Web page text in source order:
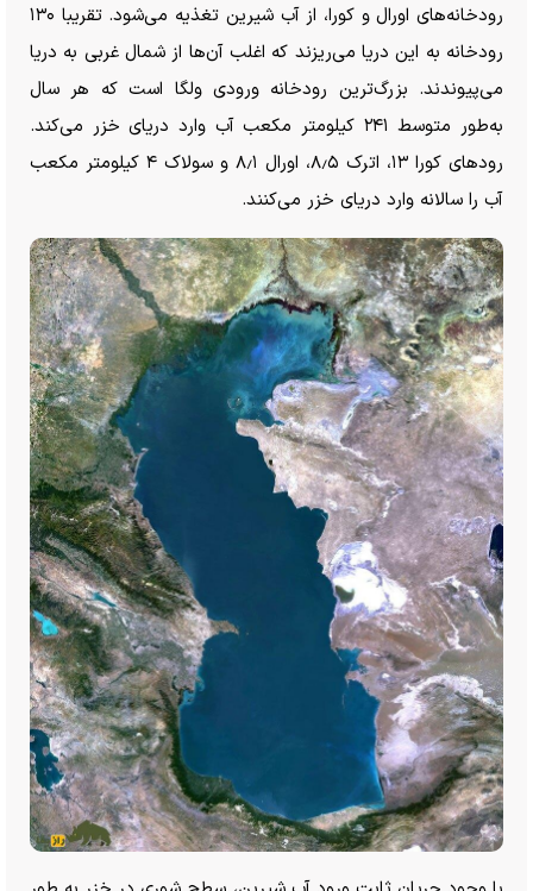
رودخانه‌های اورال و کورا، از آب شیرین تغذیه می‌شود. تقریبا ۱۳۰
رودخانه به این دریا می‌ریزند که اغلب آن‌ها از شمال غربی به دریا
می‌پیوندند. بزرگ‌ترین رودخانه ورودی ولگا است که هر سال
به‌طور متوسط ۲۴۱ کیلومتر مکعب آب وارد دریای خزر می‌کند.
رود‌های کورا ۱۳، اترک ۸٫۵، اورال ۸٫۱ و سولاک ۴ کیلومتر مکعب
آب را سالانه وارد دریای خزر می‌کنند.